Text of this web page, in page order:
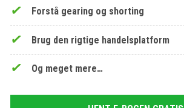
Forstå gearing og shorting
Brug den rigtige handelsplatform
Og meget mere…